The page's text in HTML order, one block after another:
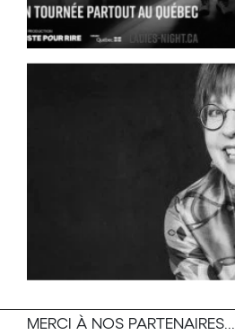
MERCI À NOS PARTENAIRES...